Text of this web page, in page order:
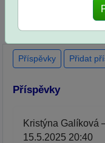
po skutečných
zkouškách
Příspěvky Přidat
Příspěvky
Kristýna Galíková
15.5.2025 20:40